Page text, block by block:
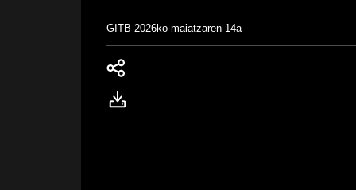
GITB 2026ko maiatzaren 14a